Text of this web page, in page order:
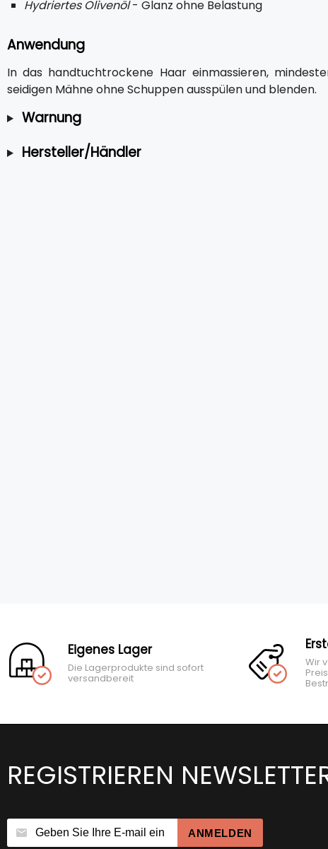
Hydriertes Olivenöl- Glanz ohne Belastung
Anwendung
In das handtuchtrockene Haar einmassieren,
seidigen Mähne ohne Schuppen ausspülen und blenden.
Warnung
Hersteller/Händler
Eigenes Lager
Die Lagerprodukte sind sofort
versandbereit
Wir
REGISTRIEREN
ANMELDEN